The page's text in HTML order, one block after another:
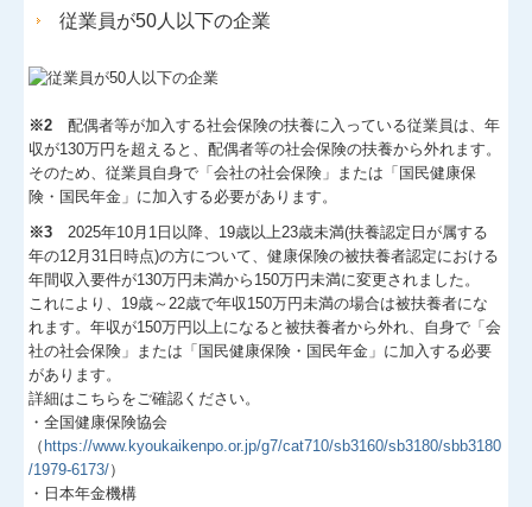
従業員が50人以下の企業
※2 配偶者等が加入する社会保険の扶養に入っている従業員は、年
収が130万円を超えると、配偶者等の社会保険の扶養から外れます。
そのため、従業員自身で「会社の社会保険」または「国民健康保
険・国民年金」に加入する必要があります。
※3 2025年10月1日以降、19歳以上23歳未満(扶養認定日が属する
年の12月31日時点)の方について、健康保険の被扶養者認定における
年間収入要件が130万円未満から150万円未満に変更されました。
これにより、19歳～22歳で年収150万円未満の場合は被扶養者にな
れます。年収が150万円以上になると被扶養者から外れ、自身で「会
社の社会保険」または「国民健康保険・国民年金」に加入する必要
があります。
詳細はこちらをご確認ください。
・全国健康保険協会
（ https://www.kyoukaikenpo.or.jp/g7/cat710/sb3160/sb3180/sbb3180
/1979-6173/）
・日本年金機構